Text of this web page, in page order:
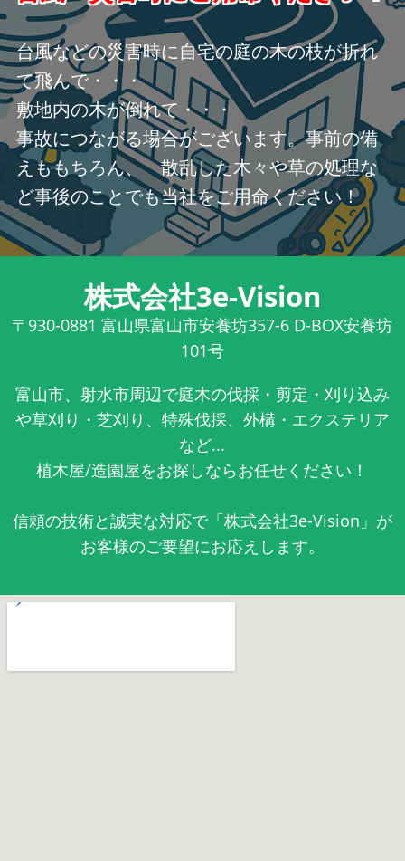
台風などの災害時に自宅の庭の木の枝が折れ
て飛んで・・・
敷地内の木が倒れて・・・
事故につながる場合がございます。事前の備
えももちろん、 散乱した木々や草の処理な
ど事後のことでも当社をご用命ください！
株式会社3e-Vision
〒930-0881 富山県富山市安養坊357-6 D-BOX安養坊
101号
富山市、射水市周辺で庭木の伐採・剪定・刈り込み
や草刈り・芝刈り、特殊伐採、外構・エクステリア
など...
植木屋/造園屋をお探しならお任せください！
信頼の技術と誠実な対応で「株式会社3e-Vision」が
お客様のご要望にお応えします。